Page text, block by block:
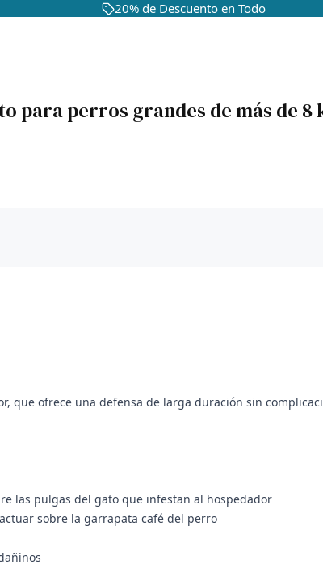
20% de Descuento en Todo
perros grandes de más de 8
que ofrece una defensa de larga duración sin
las pulgas del gato que infestan al hospedador
sobre la garrapata café del perro